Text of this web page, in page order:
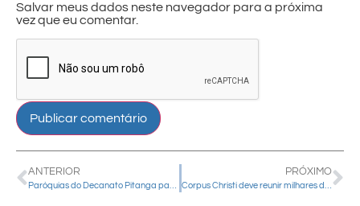
Salvar meus dados neste navegador para a próxima
vez que eu comentar.
ANTERIOR PRÓXIMO